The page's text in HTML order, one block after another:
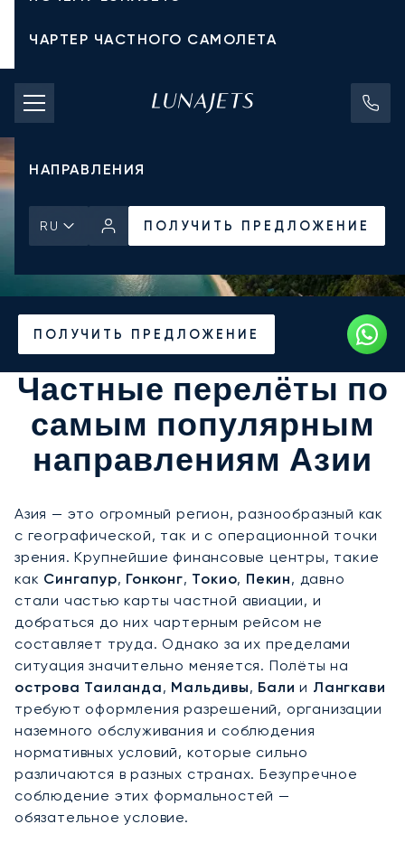
ЧАРТЕР ЧАСТНОГО САМОЛЕТА
СТОИМОСТЬ ЧАРТЕРА
ЧАСТНЫЕ САМОЛЕТЫ
НАПРАВЛЕНИЯ
RU ПОЛУЧИТЬ ПРЕДЛОЖЕНИЕ
ПОЛУЧИТЬ ПРЕДЛОЖЕНИЕ
Частные перелёты по
самым популярным
направлениям Азии
Азия — это огромный регион, разнообразный как
с географической, так и с операционной точки
зрения. Крупнейшие финансовые центры, такие
как Сингапур, Гонконг, Токио, Пекин, давно
стали частью карты частной авиации, и
добраться до них чартерным рейсом не
составляет труда. Однако за их пределами
ситуация значительно меняется. Полёты на
острова Таиланда, Мальдивы, Бали и Лангкави
требуют оформления разрешений, организации
наземного обслуживания и соблюдения
нормативных условий, которые сильно
различаются в разных странах. Безупречное
соблюдение этих формальностей —
обязательное условие.